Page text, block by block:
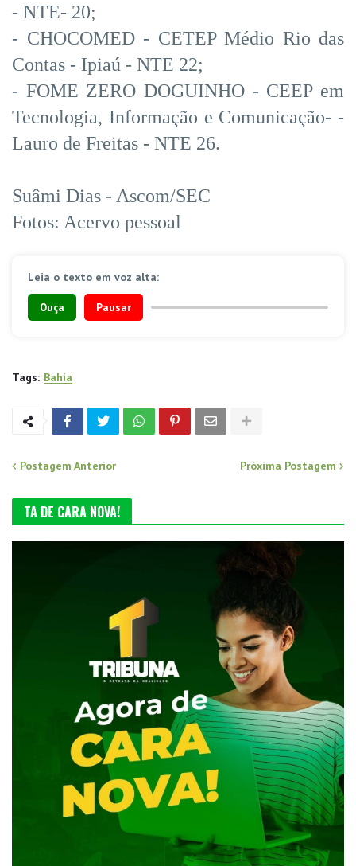
- NTE- 20;
- CHOCOMED - CETEP Médio Rio das
Contas - Ipiaú - NTE 22;
- FOME ZERO DOGUINHO - CEEP em
Tecnologia, Informação e Comunicação- -
Lauro de Freitas - NTE 26.
Suâmi Dias - Ascom/SEC
Fotos: Acervo pessoal
Leia o texto em voz alta:
Ouça Pausar
Tags: Bahia
Postagem Anterior Próxima Postagem
TA DE CARA NOVA!